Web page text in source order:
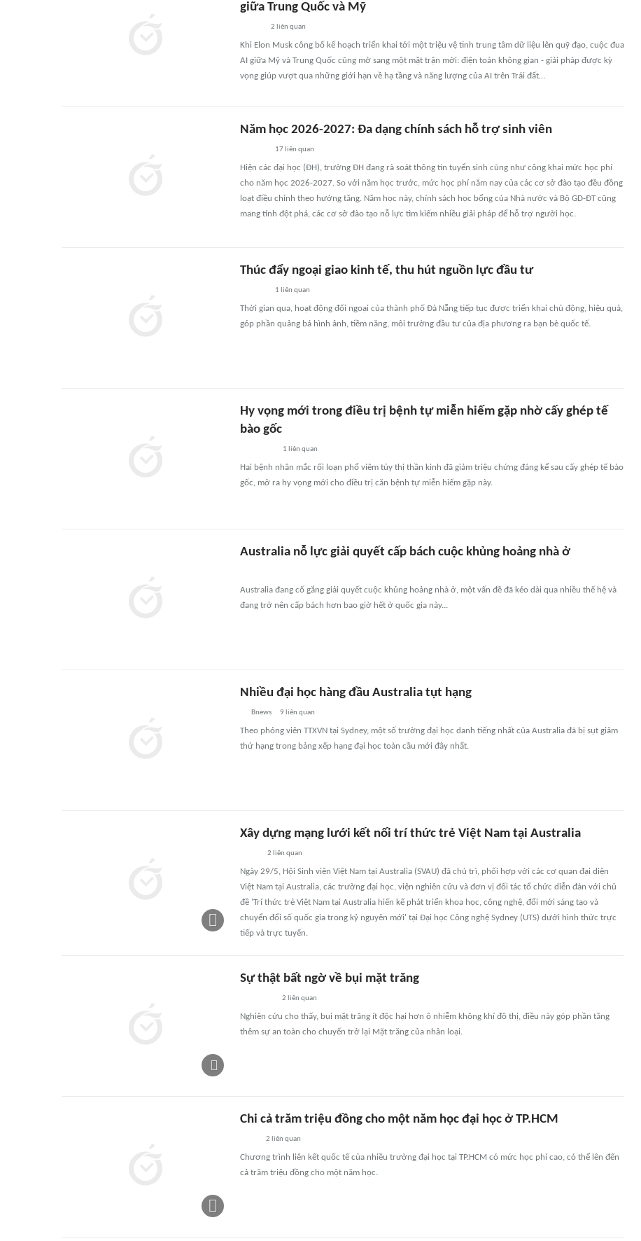
giữa Trung Quốc và Mỹ
2 liên quan
Khi Elon Musk công bố kế hoạch triển khai tới một triệu vệ tinh trung tâm dữ liệu lên quỹ đạo, cuộc đua
AI giữa Mỹ và Trung Quốc cũng mở sang một mặt trận mới: điện toán không gian - giải pháp được kỳ
vọng giúp vượt qua những giới hạn về hạ tầng và năng lượng của AI trên Trái đất…
Năm học 2026-2027: Đa dạng chính sách hỗ trợ sinh viên
17 liên quan
Hiện các đại học (ĐH), trường ĐH đang rà soát thông tin tuyển sinh cũng như công khai mức học phí
cho năm học 2026-2027. So với năm học trước, mức học phí năm nay của các cơ sở đào tạo đều đồng
loạt điều chỉnh theo hướng tăng. Năm học này, chính sách học bổng của Nhà nước và Bộ GD-ĐT cũng
mang tính đột phá, các cơ sở đào tạo nỗ lực tìm kiếm nhiều giải pháp để hỗ trợ người học.
Thúc đẩy ngoại giao kinh tế, thu hút nguồn lực đầu tư
1 liên quan
Thời gian qua, hoạt động đối ngoại của thành phố Đà Nẵng tiếp tục được triển khai chủ động, hiệu quả,
góp phần quảng bá hình ảnh, tiềm năng, môi trường đầu tư của địa phương ra bạn bè quốc tế.
Hy vọng mới trong điều trị bệnh tự miễn hiếm gặp nhờ cấy ghép tế
bào gốc
1 liên quan
Hai bệnh nhân mắc rối loạn phổ viêm tủy thị thần kinh đã giảm triệu chứng đáng kể sau cấy ghép tế bào
gốc, mở ra hy vọng mới cho điều trị căn bệnh tự miễn hiếm gặp này.
Australia nỗ lực giải quyết cấp bách cuộc khủng hoảng nhà ở
Australia đang cố gắng giải quyết cuộc khủng hoảng nhà ở, một vấn đề đã kéo dài qua nhiều thế hệ và
đang trở nên cấp bách hơn bao giờ hết ở quốc gia này...
Nhiều đại học hàng đầu Australia tụt hạng
Bnews 9 liên quan
Theo phóng viên TTXVN tại Sydney, một số trường đại học danh tiếng nhất của Australia đã bị sụt giảm
thứ hạng trong bảng xếp hạng đại học toàn cầu mới đây nhất.
Xây dựng mạng lưới kết nối trí thức trẻ Việt Nam tại Australia
2 liên quan
Ngày 29/5, Hội Sinh viên Việt Nam tại Australia (SVAU) đã chủ trì, phối hợp với các cơ quan đại diện
Việt Nam tại Australia, các trường đại học, viện nghiên cứu và đơn vị đối tác tổ chức diễn đàn với chủ
đề 'Trí thức trẻ Việt Nam tại Australia hiến kế phát triển khoa học, công nghệ, đổi mới sáng tạo và
chuyển đổi số quốc gia trong kỷ nguyên mới' tại Đại học Công nghệ Sydney (UTS) dưới hình thức trực
tiếp và trực tuyến.
Sự thật bất ngờ về bụi mặt trăng
2 liên quan
Nghiên cứu cho thấy, bụi mặt trăng ít độc hại hơn ô nhiễm không khí đô thị, điều này góp phần tăng
thêm sự an toàn cho chuyến trở lại Mặt trăng của nhân loại.
Chi cả trăm triệu đồng cho một năm học đại học ở TP.HCM
2 liên quan
Chương trình liên kết quốc tế của nhiều trường đại học tại TP.HCM có mức học phí cao, có thể lên đến
cả trăm triệu đồng cho một năm học.